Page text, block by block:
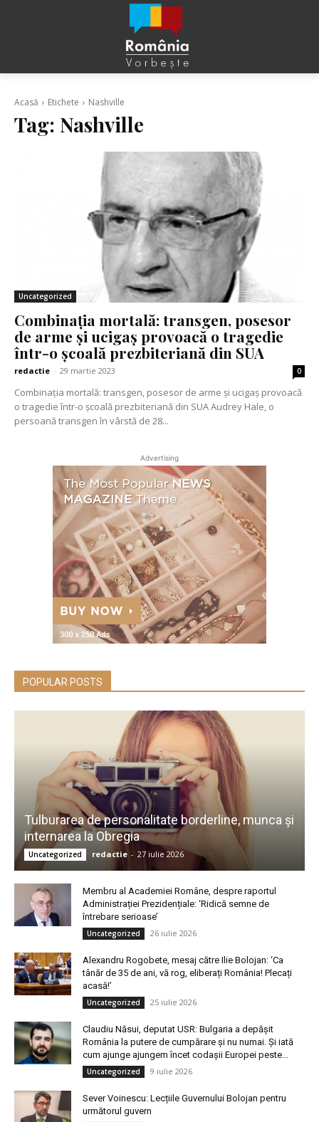
Acasă Etichete Nashville
Tag: Nashville
Uncategorized
Combinația mortală: transgen, posesor
de arme și ucigaș provoacă o tragedie
într-o școală prezbiteriană din SUA
redactie - 29 martie 2023 0
Combinația mortală: transgen, posesor de arme și ucigaș provoacă
o tragedie într-o școală prezbiteriană din SUA Audrey Hale, o
persoană transgen în vârstă de 28...
Advertising
POPULAR POSTS
Tulburarea de personalitate borderline, munca și
internarea la Obregia
Uncategorized redactie - 27 iulie 2026
Membru al Academiei Române, despre raportul
Administrației Prezidențiale: ‘Ridică semne de
întrebare serioase’
Uncategorized 26 iulie 2026
Alexandru Rogobete, mesaj către Ilie Bolojan: ‘Ca
tânăr de 35 de ani, vă rog, eliberați România! Plecați
acasă!’
Uncategorized 25 iulie 2026
Claudiu Năsui, deputat USR: Bulgaria a depășit
România la putere de cumpărare și nu numai. Și iată
cum ajunge ajungem încet codașii Europei peste...
Uncategorized 9 iulie 2026
Sever Voinescu: Lecțiile Guvernului Bolojan pentru
următorul guvern